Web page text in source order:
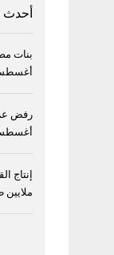
أحدث
بنات
أغسطس 6,
رفض
أغسطس 6,